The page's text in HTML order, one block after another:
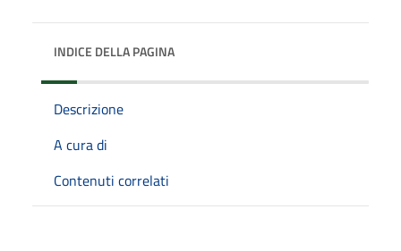
INDICE DELLA PAGINA
Descrizione
A cura di
Contenuti correlati